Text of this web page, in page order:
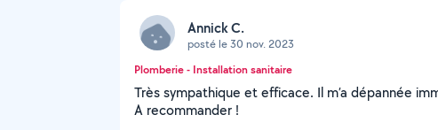
Annick C.
posté le 30 nov. 2023
Plomberie - Installation sanitaire
Très sympathique et efficace. Il m’a dépannée
A recommander !